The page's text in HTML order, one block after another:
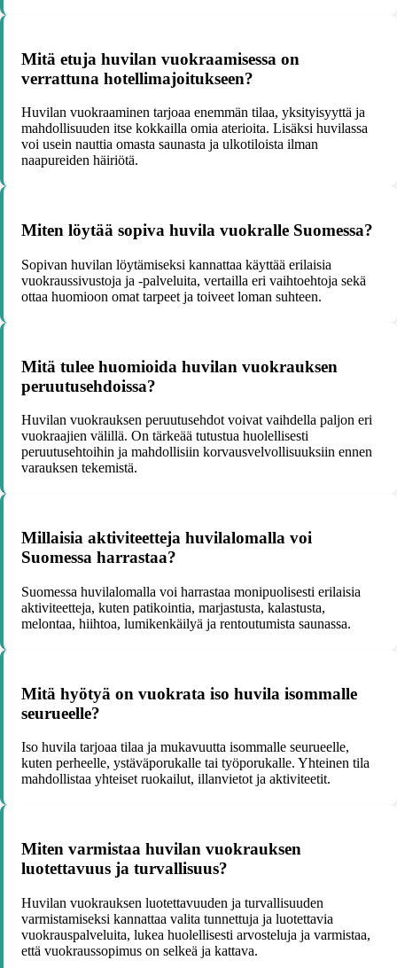
Mitä etuja huvilan vuokraamisessa on
verrattuna hotellimajoitukseen?
Huvilan vuokraaminen tarjoaa enemmän tilaa, yksityisyyttä ja
mahdollisuuden itse kokkailla omia aterioita. Lisäksi huvilassa
voi usein nauttia omasta saunasta ja ulkotiloista ilman
naapureiden häiriötä.
Miten löytää sopiva huvila vuokralle Suomessa?
Sopivan huvilan löytämiseksi kannattaa käyttää erilaisia
vuokraussivustoja ja -palveluita, vertailla eri vaihtoehtoja sekä
ottaa huomioon omat tarpeet ja toiveet loman suhteen.
Mitä tulee huomioida huvilan vuokrauksen
peruutusehdoissa?
Huvilan vuokrauksen peruutusehdot voivat vaihdella paljon eri
vuokraajien välillä. On tärkeää tutustua huolellisesti
peruutusehtoihin ja mahdollisiin korvausvelvollisuuksiin ennen
varauksen tekemistä.
Millaisia aktiviteetteja huvilalomalla voi
Suomessa harrastaa?
Suomessa huvilalomalla voi harrastaa monipuolisesti erilaisia
aktiviteetteja, kuten patikointia, marjastusta, kalastusta,
melontaa, hiihtoa, lumikenkäilyä ja rentoutumista saunassa.
Mitä hyötyä on vuokrata iso huvila isommalle
seurueelle?
Iso huvila tarjoaa tilaa ja mukavuutta isommalle seurueelle,
kuten perheelle, ystäväporukalle tai työporukalle. Yhteinen tila
mahdollistaa yhteiset ruokailut, illanvietot ja aktiviteetit.
Miten varmistaa huvilan vuokrauksen
luotettavuus ja turvallisuus?
Huvilan vuokrauksen luotettavuuden ja turvallisuuden
varmistamiseksi kannattaa valita tunnettuja ja luotettavia
vuokrauspalveluita, lukea huolellisesti arvosteluja ja varmistaa,
että vuokraussopimus on selkeä ja kattava.